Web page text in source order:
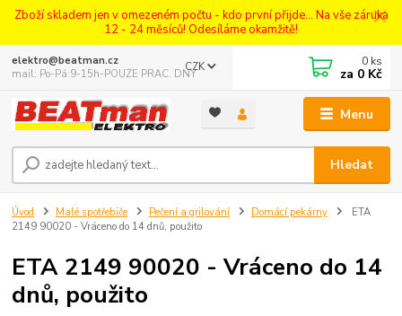
Zboží skladem jen v omezeném počtu - kdo první přijde... Na vše záruka
12 - 24 měsíců! Odesíláme okamžitě!
Menu
CZK
Hledat
elektro@beatman.cz
mail: Po-Pá:9-15h-POUZE PRAC. DNY
0 ks
za 0 Kč
Úvod Malé spotřebiče Pečení a grilování Domácí pekárny
ETA
2149 90020 - Vráceno do 14 dnů, použito
ETA 2149 90020 - Vráceno do 14
dnů, použito